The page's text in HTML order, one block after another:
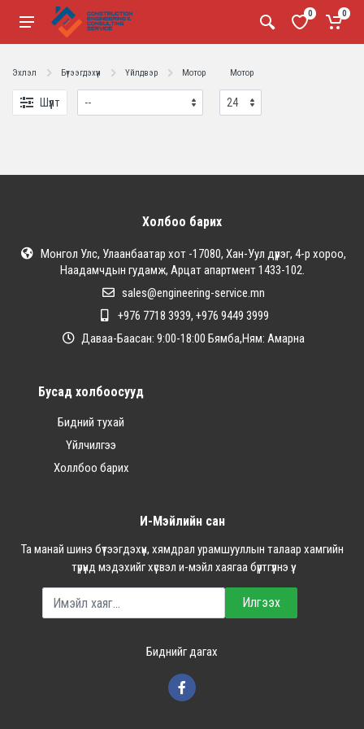
0 0
Эхлэл Бүтээгдэхүүн Үйлдвэр Мотор Мотор
Шүүлт
Холбоо барих
Монгол Улс, Улаанбаатар хот -17080, Хан-Уул дүүрэг, 4-р хороо,
Наадамчдын гудамж, Арцат апартмент 1433-102.
sales@engineering-service.mn
+976 7718 3939, +976 9449 3999
Даваа-Баасан: 9:00-18:00 Бямба,Ням: Амарна
Бусад холбоосууд
Бидний тухай
Үйлчилгээ
Холлбоо барих
И-Мэйлийн сан
Та манай шинэ бүтээгдэхүүн, хямдрал урамшууллын талаар хамгийн
түрүүнд мэдэхийг хүсвэл и-мэйл хаягаа бүртгүүлнэ үү.
Илгээх
Биднийг дагах